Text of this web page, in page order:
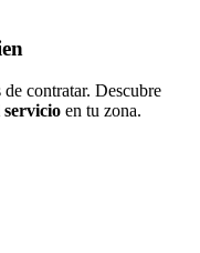
contratar. Descubre
servicio en tu zona.